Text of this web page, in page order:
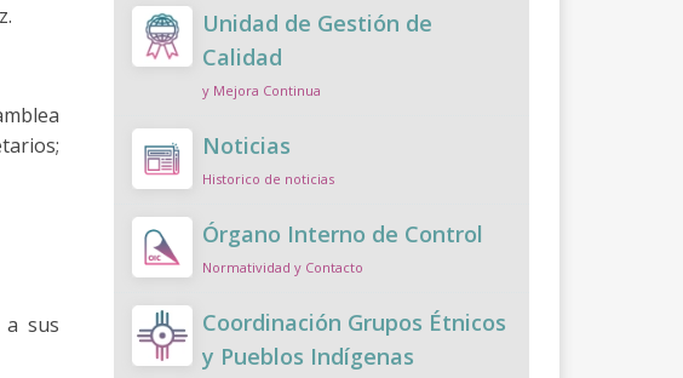
a sus
Unidad de Gestión de
Calidad
y Mejora Continua
Noticias
Historico de noticias
Órgano Interno de Control
Normatividad y Contacto
Coordinación Grupos Étnicos
y Pueblos Indígenas